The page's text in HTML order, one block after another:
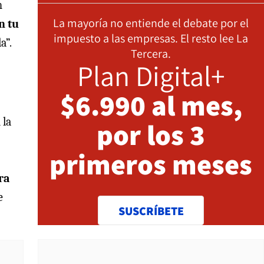
tu
la
La mayoría no entiende el debate por el
impuesto a las empresas. El resto lee La
Tercera.
Plan Digital+
$6.990 al mes,
por los 3
primeros meses
SUSCRÍBETE